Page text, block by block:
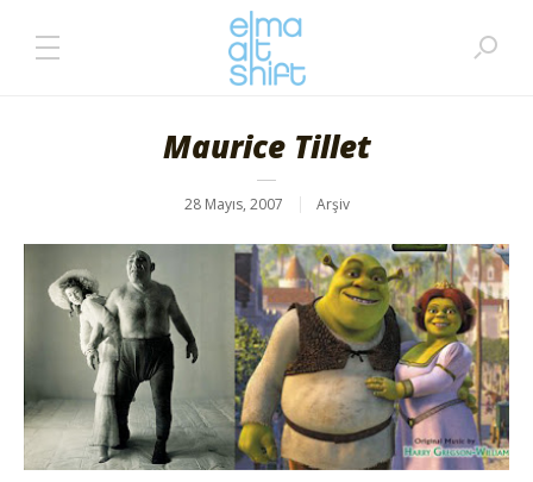
Maurice Tillet
28 Mayıs, 2007 Arşiv